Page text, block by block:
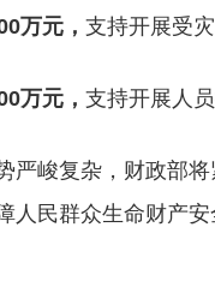
万元， 支持开展受
万元， 支持开展人
严峻复杂，财政部
人民群众生命财产安